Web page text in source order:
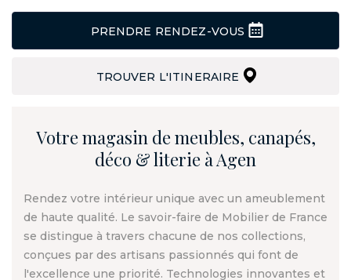
PRENDRE RENDEZ-VOUS
TROUVER L'ITINERAIRE
Votre magasin de meubles, canapés,
déco & literie à Agen
Rendez votre intérieur unique avec un ameublement
de haute qualité. Le savoir-faire de Mobilier de France
se distingue à travers chacune de nos collections,
conçues par des artisans passionnés qui font de
l'excellence une priorité. Technologies innovantes et